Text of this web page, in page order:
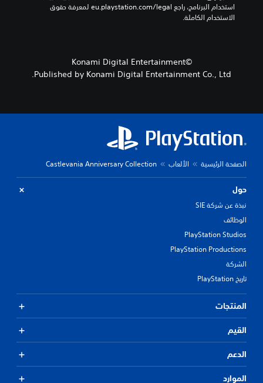
الاستخدام الكاملة.
©Konami Digital Entertainment
Published by Konami Digital Entertainment Co., Ltd.
الصفحة الرئيسية الألعاب Castlevania Anniversary Collection
حول
نبذة عن شركة SIE
الوظائف
PlayStation Studios
PlayStation Productions
الشركة
تاريخ PlayStation
المنتجات
القيم
الدعم
الموارد